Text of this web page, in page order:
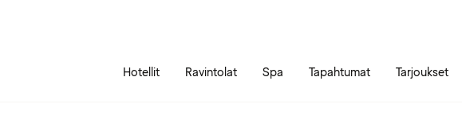
Hotellit Ravintolat Spa Tapahtumat Tarjoukset